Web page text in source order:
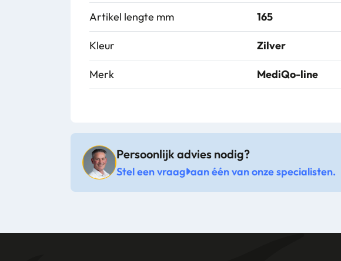
Artikel lengte mm 165
Kleur Zilver
Merk MediQo-line
Persoonlijk advies nodig?
Stel een vraag aan één van onze specialisten.